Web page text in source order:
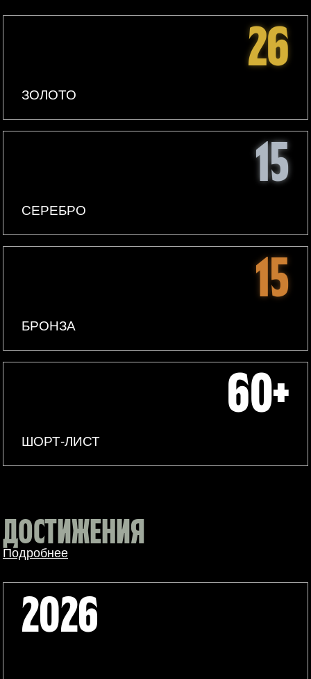
26
ЗОЛОТО
15
СЕРЕБРО
15
БРОНЗА
60+
ШОРТ-ЛИСТ
ДОСТИЖЕНИЯ
Подробнее
2026